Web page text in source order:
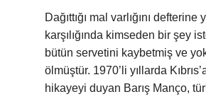
Dağıttığı mal varlığını defterine
karşılığında kimseden bir şey
bütün servetini kaybetmiş ve
ölmüştür. 1970’li yıllarda
hikayeyi duyan Barış Manço,